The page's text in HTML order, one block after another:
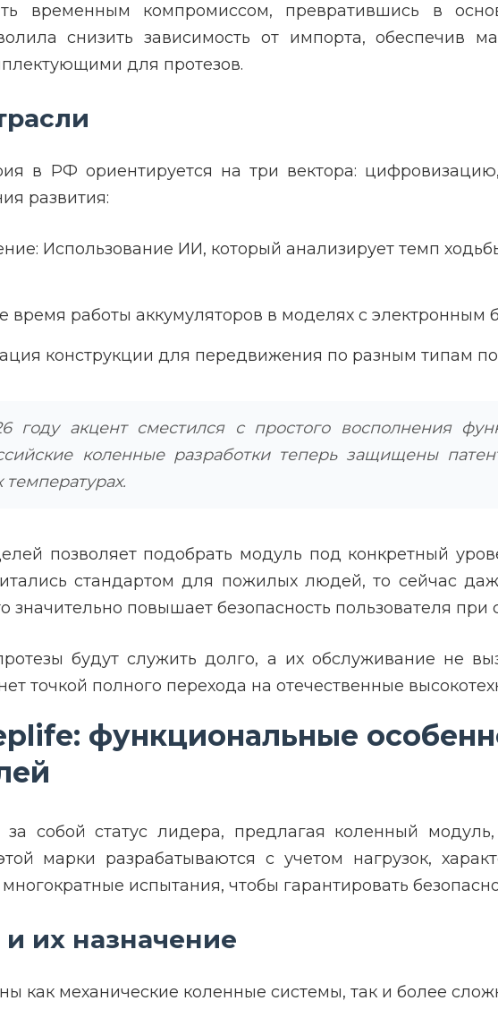
временным компромиссом, превратившись в
снизить зависимость от импорта, обеспечив
для протезов.
в РФ ориентируется на три вектора:
развития:
Использование ИИ, который анализирует темп
время работы аккумуляторов в моделях с электронным
конструкции для передвижения по разным типам
году акцент сместился с простого восполнения
коленные разработки теперь защищены
температурах.
позволяет подобрать модуль под конкретный
стандартом для пожилых людей, то сейчас
повышает безопасность пользователя при
будут служить долго, а их обслуживание не
точкой полного перехода на отечественные
функциональные
собой статус лидера, предлагая коленный
марки разрабатываются с учетом нагрузок,
испытания, чтобы гарантировать
их назначение
как механические коленные системы, так и более